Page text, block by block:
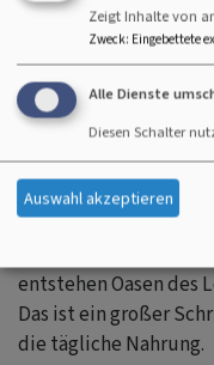
Partner in Simbabwe,
in zahlreichen
Menschen dabei,
gegenüber
werden: So
traditionelles,
Ernte verbessern.
ausgeklügelt
vertrockneten
entstehen Oasen des
Das ist ein großer
die tägliche Nahrung.
Zeigt Inhalte von
Zweck: Eingebettete
Alle Dienste
Diesen Schalter
Auswahl akzeptieren